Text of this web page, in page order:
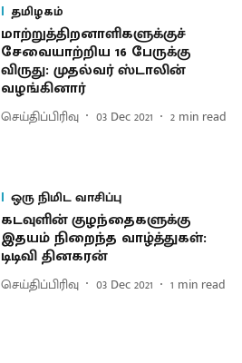
தமிழகம்
மாற்றுத்திறனாளிகளுக்குச்
சேவையாற்றிய 16 பேருக்கு
விருது: முதல்வர் ஸ்டாலின்
வழங்கினார்
செய்திப்பிரிவு 03 Dec 2021 2 min read
ஒரு நிமிட வாசிப்பு
கடவுளின் குழந்தைகளுக்கு
இதயம் நிறைந்த வாழ்த்துகள்:
டிடிவி தினகரன்
செய்திப்பிரிவு 03 Dec 2021 1 min read